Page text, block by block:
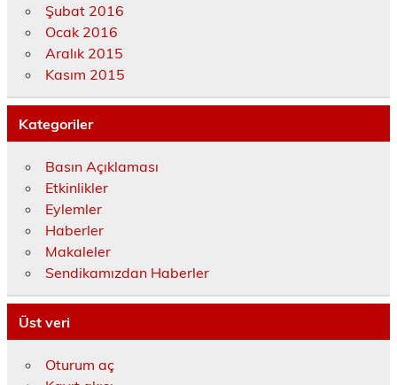
Şubat 2016
Ocak 2016
Aralık 2015
Kasım 2015
Kategoriler
Basın Açıklaması
Etkinlikler
Eylemler
Haberler
Makaleler
Sendikamızdan Haberler
Üst veri
Oturum aç